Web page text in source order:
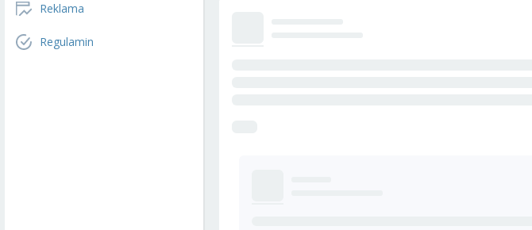
Reklama
Regulamin